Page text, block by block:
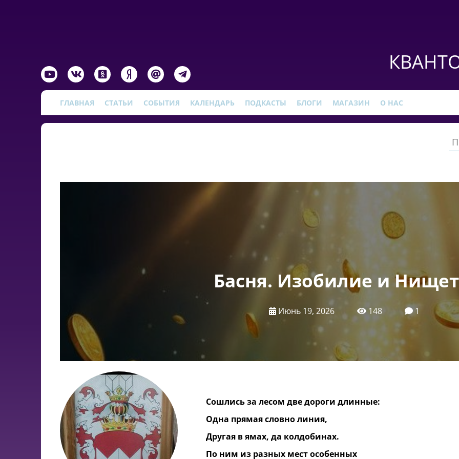
ГЛАВНАЯ СТАТЬИ СОБЫТИЯ КАЛЕНДАРЬ ПОДКАСТЫ БЛОГИ МАГАЗИН О НАС
Басня. Изобилие и
Июнь 19, 2026 148 1
Сошлись за лесом две дороги длинные:
Одна прямая словно линия,
Другая в ямах, да колдобинах.
По ним из разных мест особенных